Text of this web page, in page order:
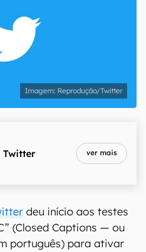
Reprodução/Twitter
Twitter ver mais
deu início aos testes
(Closed Captions — ou
português) para ativar